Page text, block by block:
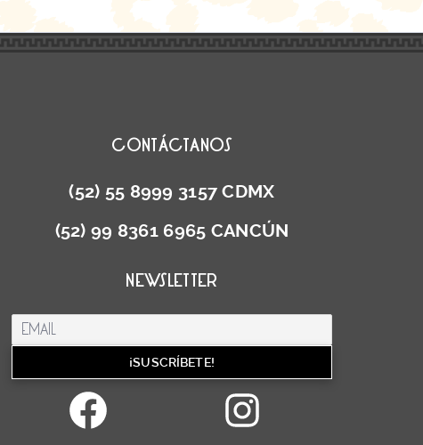
CONTÁCTANOS
(52) 55 8999 3157 CDMX
(52) 99 8361 6965 CANCÚN
NEWSLETTER
Facebook